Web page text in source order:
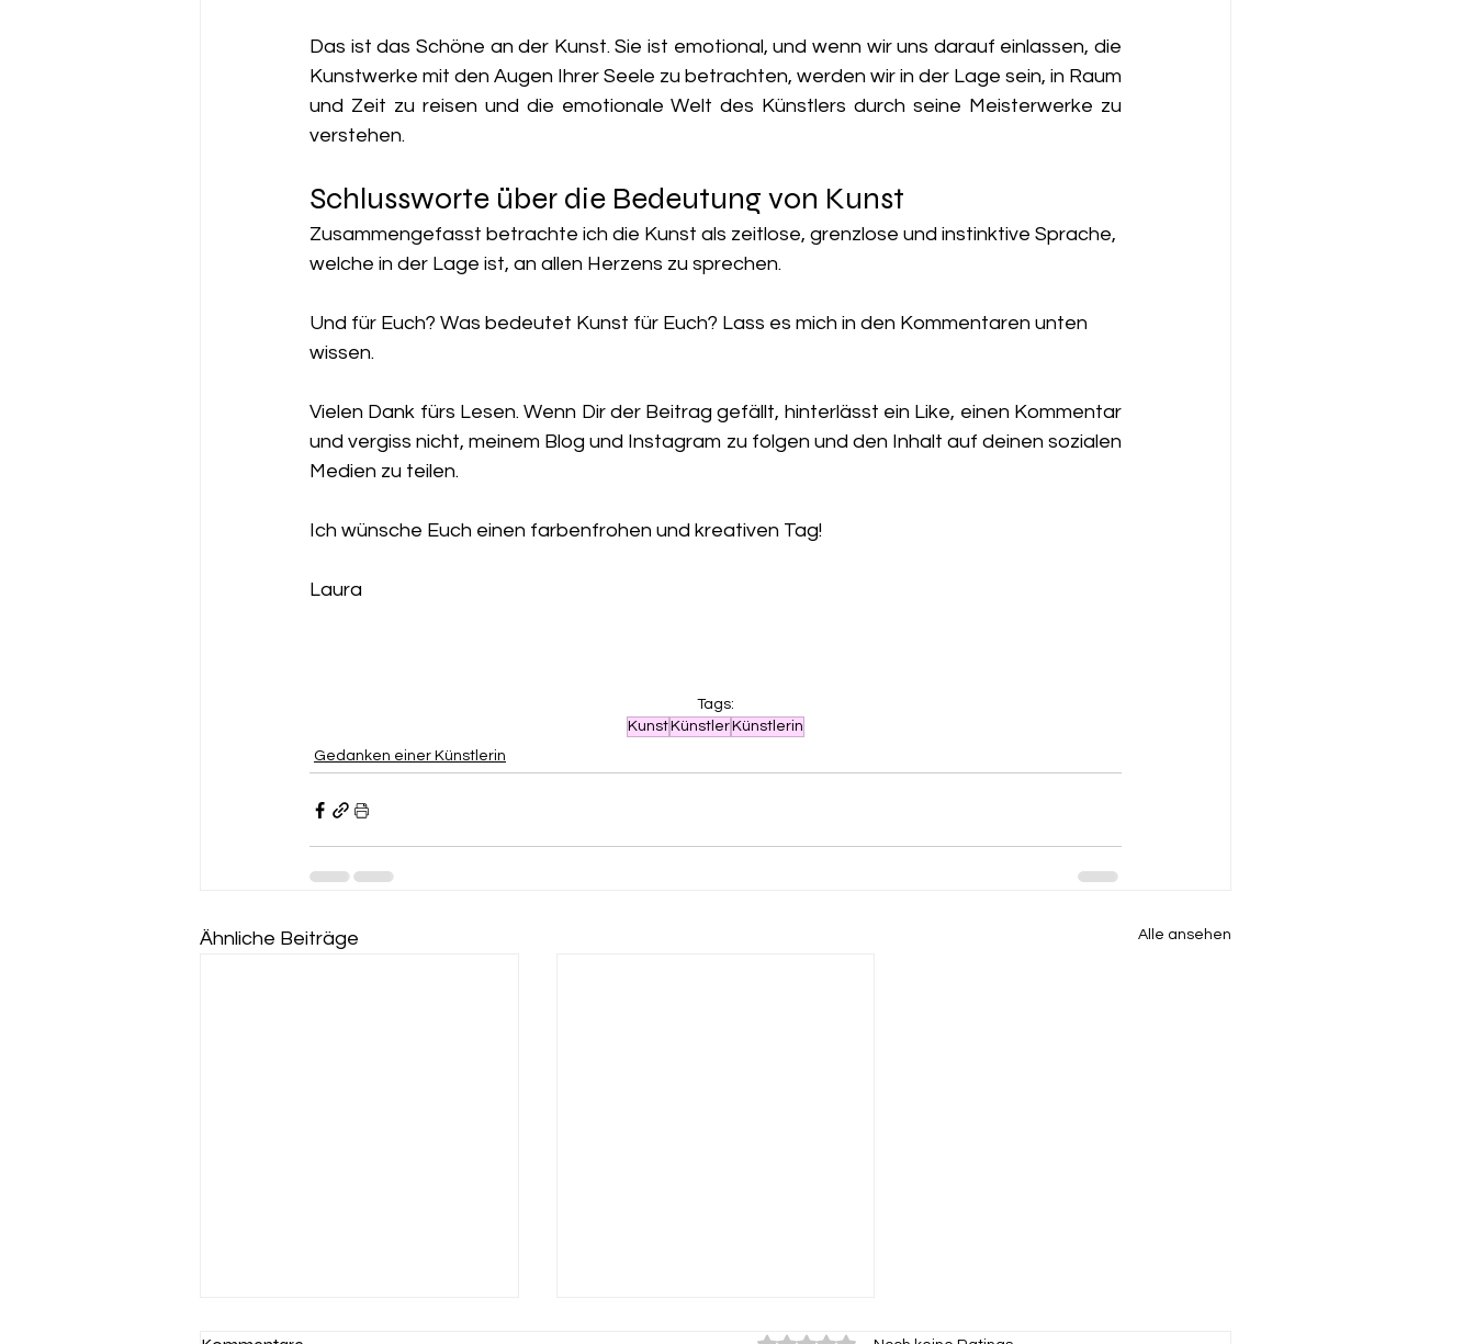
Das ist das Schöne an der Kunst. Sie ist emotional, und wenn wir uns darauf einlassen, die
Kunstwerke mit den Augen Ihrer Seele zu betrachten, werden wir in der Lage sein, in Raum
und Zeit zu reisen und die emotionale Welt des Künstlers durch seine Meisterwerke zu
verstehen.
Schlussworte über die Bedeutung von Kunst
Zusammengefasst betrachte ich die Kunst als zeitlose, grenzlose und instinktive Sprache,
welche in der Lage ist, an allen Herzens zu sprechen.
Und für Euch? Was bedeutet Kunst für Euch? Lass es mich in den Kommentaren unten
wissen.
Vielen Dank fürs Lesen. Wenn Dir der Beitrag gefällt, hinterlässt ein Like, einen Kommentar
und vergiss nicht, meinem Blog und Instagram zu folgen und den Inhalt auf deinen sozialen
Medien zu teilen.
Ich wünsche Euch einen farbenfrohen und kreativen Tag!
Laura
Tags:
Kunst Künstler Künstlerin
Gedanken einer Künstlerin
Ähnliche Beiträge Alle ansehen